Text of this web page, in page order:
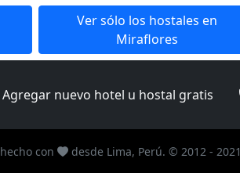
Ver sólo los hostales en
Miraflores
Agregar nuevo hotel u hostal gratis
hecho con desde Lima, Perú. © 2012 - 2021